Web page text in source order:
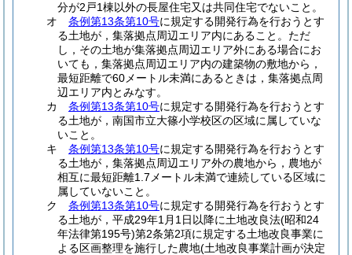
分が2戸1棟以外の長屋住宅又は共同住宅でないこと。
オ
条例第13条第10号に規定する開発行為を行おうとす
る土地が，集落拠点周辺エリア内にあること。 ただ
し，その土地が集落拠点周辺エリア外にある場合にお
いても，集落拠点周辺エリア内の建築物の敷地から，
最短距離で60メートル未満にあるときは，集落拠点周
辺エリア内とみなす。
カ
条例第13条第10号に規定する開発行為を行おうとす
る土地が，南国市立大篠小学校区の区域に属していな
いこと。
キ
条例第13条第10号に規定する開発行為を行おうとす
る土地が，集落拠点周辺エリア外の農地から，農地が
相互に最短距離1.7メートル未満で連続している区域に
属していないこと。
ク
条例第13条第10号に規定する開発行為を行おうとす
る土地が，平成29年1月1日以降に土地改良法(昭和24
年法律第195号)第2条第2項に規定する土地改良事業に
よる区画整理を施行した農地(土地改良事業計画が決定